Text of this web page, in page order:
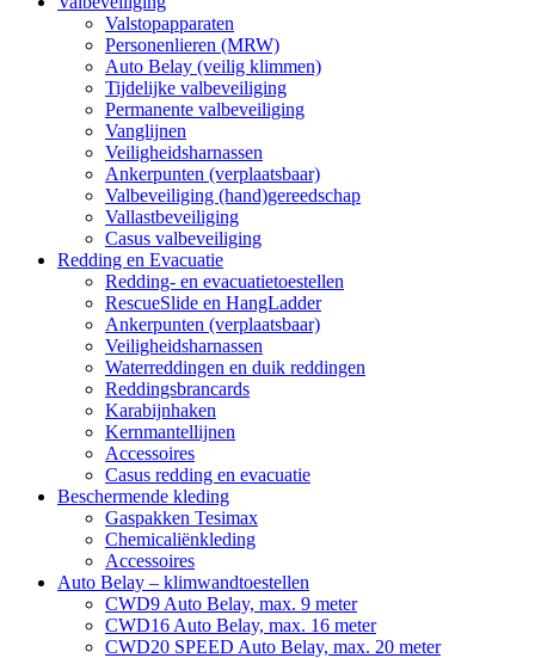
Valstopapparaten
Personenlieren (MRW)
Auto Belay (veilig klimmen)
Tijdelijke valbeveiliging
Permanente valbeveiliging
Vanglijnen
Veiligheidsharnassen
Ankerpunten (verplaatsbaar)
Valbeveiliging (hand)gereedschap
Vallastbeveiliging
Casus valbeveiliging
Redding en Evacuatie
Redding- en evacuatietoestellen
RescueSlide en HangLadder
Ankerpunten (verplaatsbaar)
Veiligheidsharnassen
Waterreddingen en duik reddingen
Reddingsbrancards
Karabijnhaken
Kernmantellijnen
Accessoires
Casus redding en evacuatie
Beschermende kleding
Gaspakken Tesimax
Chemicaliënkleding
Accessoires
Auto Belay – klimwandtoestellen
CWD9 Auto Belay, max. 9 meter
CWD16 Auto Belay, max. 16 meter
CWD20 SPEED Auto Belay, max. 20 meter